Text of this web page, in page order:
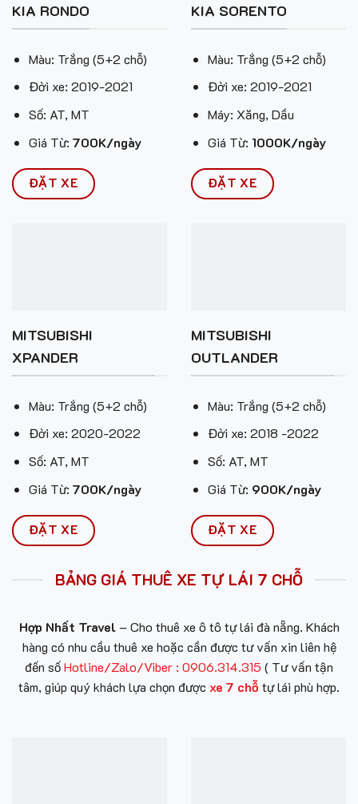
KIA RONDO
Màu: Trắng (5+2 chỗ)
Đời xe: 2019-2021
Số: AT, MT
Giá Từ: 700K/ngày
ĐẶT XE
KIA SORENTO
Màu: Trắng (5+2 chỗ)
Đời xe: 2019-2021
Máy: Xăng, Dầu
Giá Từ: 1000K/ngày
ĐẶT XE
MITSUBISHI
XPANDER
Màu: Trắng (5+2 chỗ)
Đời xe: 2020-2022
Số: AT, MT
Giá Từ: 700K/ngày
ĐẶT XE
MITSUBISHI
OUTLANDER
Màu: Trắng (5+2 chỗ)
Đời xe: 2018 -2022
Số: AT, MT
Giá Từ: 900K/ngày
ĐẶT XE
BẢNG GIÁ THUÊ XE TỰ LÁI 7 CHỖ
Hợp Nhất Travel– Cho thuê xe ô tô tự lái đà nẵng. Khách
hàng có nhu cầu thuê xe hoặc cần được tư vấn xin liên hệ
đến sốHotline/Zalo/Viber : 0906.314.315 ( Tư vấn tận
tâm, giúp quý khách lựa chọn được xe 7 chỗ tự lái phù hợp.